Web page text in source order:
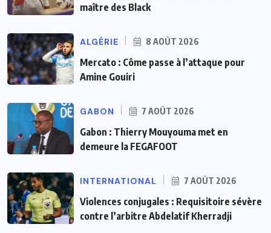
maître des Black
ALGÉRIE 8 AOÛT 2026
Mercato : Côme passe à l’attaque pour
Amine Gouiri
GABON 7 AOÛT 2026
Gabon : Thierry Mouyouma met en
demeure la FEGAFOOT
INTERNATIONAL 7 AOÛT 2026
Violences conjugales : Requisitoire sévère
contre l’arbitre Abdelatif Kherradji